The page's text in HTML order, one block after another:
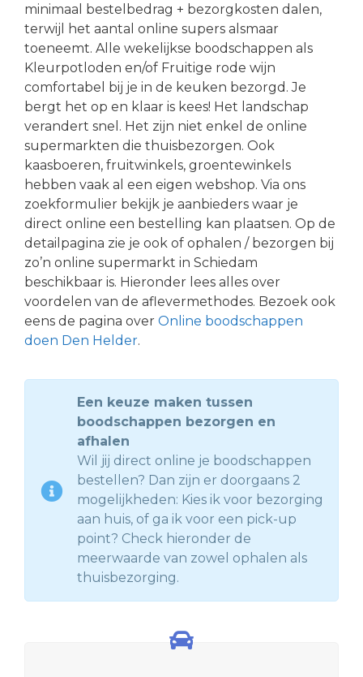
minimaal bestelbedrag + bezorgkosten dalen,
terwijl het aantal online supers alsmaar
toeneemt. Alle wekelijkse boodschappen als
Kleurpotloden en/of Fruitige rode wijn
comfortabel bij je in de keuken bezorgd. Je
bergt het op en klaar is kees! Het landschap
verandert snel. Het zijn niet enkel de online
supermarkten die thuisbezorgen. Ook
kaasboeren, fruitwinkels, groentewinkels
hebben vaak al een eigen webshop. Via ons
zoekformulier bekijk je aanbieders waar je
direct online een bestelling kan plaatsen. Op de
detailpagina zie je ook of ophalen / bezorgen bij
zo’n online supermarkt in Schiedam
beschikbaar is. Hieronder lees alles over
voordelen van de aflevermethodes. Bezoek ook
eens de pagina over Online boodschappen
doen Den Helder.
Een keuze maken tussen
boodschappen bezorgen en
afhalen
Wil jij direct online je boodschappen
bestellen? Dan zijn er doorgaans 2
mogelijkheden: Kies ik voor bezorging
aan huis, of ga ik voor een pick-up
point? Check hieronder de
meerwaarde van zowel ophalen als
thuisbezorging.